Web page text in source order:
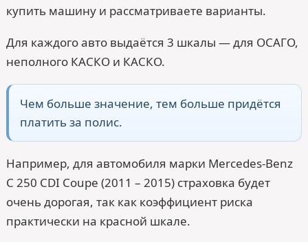
купить машину и рассматриваете варианты.
Для каждого авто выдаётся 3 шкалы — для ОСАГО,
неполного КАСКО и КАСКО.
Чем больше значение, тем больше придётся
платить за полис.
Например, для автомобиля марки Mercedes-Benz
C 250 CDI Coupe (2011 – 2015) страховка будет
очень дорогая, так как коэффициент риска
практически на красной шкале.